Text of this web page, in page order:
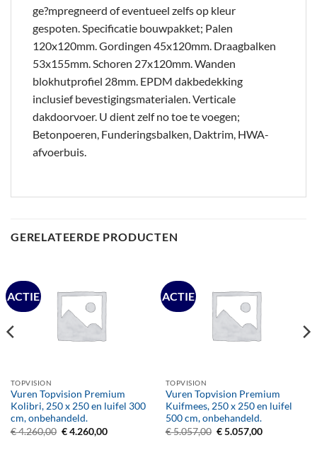
ge?mpregneerd of eventueel zelfs op kleur
gespoten. Specificatie bouwpakket; Palen
120x120mm. Gordingen 45x120mm. Draagbalken
53x155mm. Schoren 27x120mm. Wanden
blokhutprofiel 28mm. EPDM dakbedekking
inclusief bevestigingsmaterialen. Verticale
dakdoorvoer. U dient zelf no toe te voegen;
Betonpoeren, Funderingsbalken, Daktrim, HWA-
afvoerbuis.
GERELATEERDE PRODUCTEN
ACTIE
TOPVISION
Vuren Topvision Premium
Kolibri, 250 x 250 en luifel 300
cm, onbehandeld.
€4.260,00 Oorspronkelijke
€4.260,00Huidige
ACTIE
TOPVISION
Vuren Topvision Premium
Kuifmees, 250 x 250 en luifel
500 cm, onbehandeld.
€5.057,00 Oorspronkelijke
€5.057,00Huidige